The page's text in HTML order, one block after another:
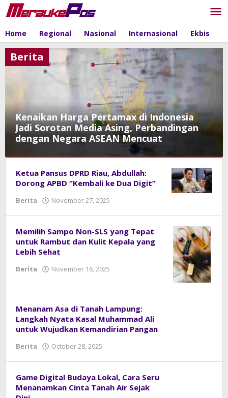
Skip
to
Home Regional Nasional Internasional Ekbis
Kenaikan Harga Pertamax di Indonesia
Jadi Sorotan Media Asing, Perbandingan
dengan Negara ASEAN Mencuat
June
2026
Berita
Ketua Pansus DPRD Riau, Abdullah:
Dorong APBD “Kembali ke Dua Digit”
Berita November 27, 2025
Memilih Sampo Non-SLS yang Tepat
untuk Rambut dan Kulit Kepala yang
Lebih Sehat
Berita November 16, 2025
Menanam Asa di Tanah Lampung:
Langkah Nyata Kasal Muhammad Ali
untuk Wujudkan Kemandirian Pangan
Berita October 28, 2025
Game Digital Budaya Lokal, Cara Seru
Menanamkan Cinta Tanah Air Sejak